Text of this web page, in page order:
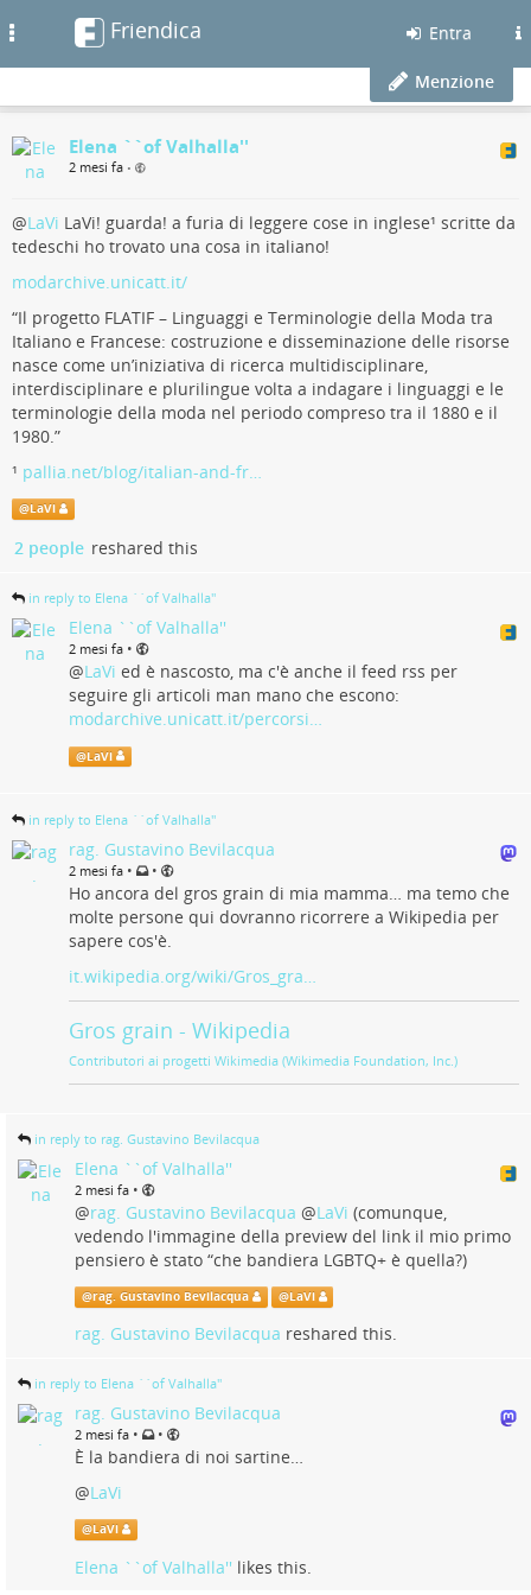
Friendica Entra
Menzione
Elena ``of Valhalla''
2 mesi fa •
@LaVi LaVi! guarda! a furia di leggere cose in inglese¹ scritte da
tedeschi ho trovato una cosa in italiano!
modarchive.unicatt.it/
“Il progetto FLATIF – Linguaggi e Terminologie della Moda tra
Italiano e Francese: costruzione e disseminazione delle risorse
nasce come un’iniziativa di ricerca multidisciplinare,
interdisciplinare e plurilingue volta a indagare i linguaggi e le
terminologie della moda nel periodo compreso tra il 1880 e il
1980.”
¹ pallia.net/blog/italian-and-fr…
@LaVi
2 people reshared this
in reply to Elena ``of Valhalla''
Elena ``of Valhalla''
2 mesi fa •
@LaVi ed è nascosto, ma c'è anche il feed rss per
seguire gli articoli man mano che escono:
modarchive.unicatt.it/percorsi…
@LaVi
in reply to Elena ``of Valhalla''
rag. Gustavino Bevilacqua
2 mesi fa • •
Ho ancora del gros grain di mia mamma… ma temo che
molte persone qui dovranno ricorrere a Wikipedia per
sapere cos'è.
it.wikipedia.org/wiki/Gros_gra…
Gros grain - Wikipedia
Contributori ai progetti Wikimedia (Wikimedia Foundation, Inc.)
in reply to rag. Gustavino Bevilacqua
Elena ``of Valhalla''
2 mesi fa •
@rag. Gustavino Bevilacqua @LaVi (comunque,
vedendo l'immagine della preview del link il mio primo
pensiero è stato “che bandiera LGBTQ+ è quella?)
@rag. Gustavino Bevilacqua @LaVi
rag. Gustavino Bevilacqua reshared this.
in reply to Elena ``of Valhalla''
rag. Gustavino Bevilacqua
2 mesi fa • •
È la bandiera di noi sartine…
@LaVi
@LaVi
Elena ``of Valhalla'' likes this.